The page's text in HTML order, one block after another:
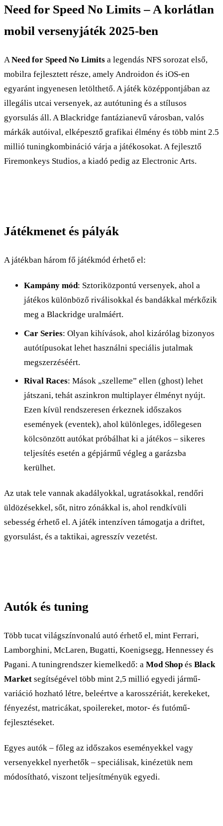
Need for Speed No Limits – A korlátlan
mobil versenyjáték 2025-ben
ANeed for Speed No Limits a legendás NFS sorozat első,
mobilra fejlesztett része, amely Androidon és iOS-en
egyaránt ingyenesen letölthető. A játék középpontjában az
illegális utcai versenyek, az autótuning és a stílusos
gyorsulás áll. A Blackridge fantázianevű városban, valós
márkák autóival, elképesztő grafikai élmény és több mint 2.5
millió tuningkombináció várja a játékosokat. A fejlesztő
Firemonkeys Studios, a kiadó pedig az Electronic Arts.​
Játékmenet és pályák
A játékban három fő játékmód érhető el:
Kampány mód: Sztoriközpontú versenyek, ahol a
játékos különböző riválisokkal és bandákkal mérkőzik
meg a Blackridge uralmáért.
Car Series: Olyan kihívások, ahol kizárólag bizonyos
autótípusokat lehet használni speciális jutalmak
megszerzéséért.
Rival Races: Mások „szelleme” ellen (ghost) lehet
játszani, tehát aszinkron multiplayer élményt nyújt.
Ezen kívül rendszeresen érkeznek időszakos
események (eventek), ahol különleges, időlegesen
kölcsönzött autókat próbálhat ki a játékos – sikeres
teljesítés esetén a gépjármű végleg a garázsba
kerülhet.​
Az utak tele vannak akadályokkal, ugratásokkal, rendőri
üldözésekkel, sőt, nitro zónákkal is, ahol rendkívüli
sebesség érhető el. A játék intenzíven támogatja a driftet,
gyorsulást, és a taktikai, agresszív vezetést.
Autók és tuning
Több tucat világszínvonalú autó érhető el, mint Ferrari,
Lamborghini, McLaren, Bugatti, Koenigsegg, Hennessey és
Pagani. A tuningrendszer kiemelkedő: a Mod Shop és Black
Market segítségével több mint 2,5 millió egyedi jármű-
variáció hozható létre, beleértve a karosszériát, kerekeket,
fényezést, matricákat, spoilereket, motor- és futómű-
fejlesztéseket.​
Egyes autók – főleg az időszakos eseményekkel vagy
versenyekkel nyerhetők – speciálisak, kinézetük nem
módosítható, viszont teljesítményük egyedi.